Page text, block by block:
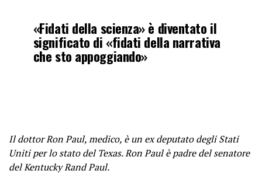
«Fidati della scienza» è diventato il
significato di «fidati della narrativa
che sto appoggiando»
Il dottor Ron Paul, medico, è un ex deputato degli Stati
Uniti per lo stato del Texas. Ron Paul è padre del senatore
del Kentucky Rand Paul.